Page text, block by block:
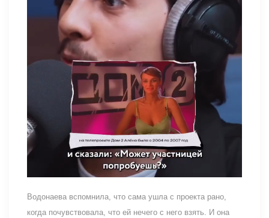
Водонаева вспомнила, что сама ушла с проекта рано,
когда почувствовала, что ей нечего с него взять. И она